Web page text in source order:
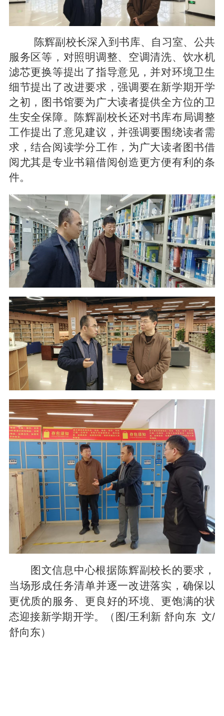
陈辉副校长深入到书库、自习室、公共
服务区等，对照明调整、空调清洗、饮水机
滤芯更换等提出了指导意见，并对环境卫生
细节提出了改进要求，强调要在新学期开学
之初，图书馆要为广大读者提供全方位的卫
生安全保障。陈辉副校长还对书库布局调整
工作提出了意见建议，并强调要围绕读者需
求，结合阅读学分工作，为广大读者图书借
阅尤其是专业书籍借阅创造更方便有利的条
件。
图文信息中心根据陈辉副校长的要求，
当场形成任务清单并逐一改进落实，确保以
更优质的服务、更良好的环境、更饱满的状
态迎接新学期开学。（ 图/王利新 舒向东 文/
舒向东）